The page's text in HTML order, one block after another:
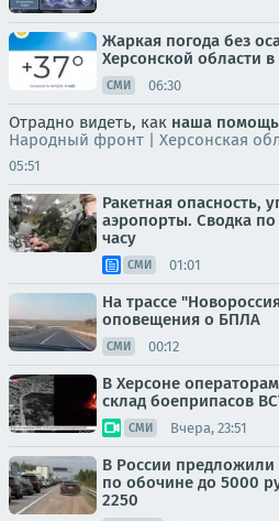
Жаркая погода без
Херсонской области в
СМИ 06:30
Отрадно видеть, как наша помощь
Народный фронт | Херсонская
05:51
Ракетная опасность,
аэропорты. Сводка
часу
СМИ 01:01
На трассе
оповещения о БПЛА
СМИ 00:12
В Херсоне
склад боеприпасов
СМИ Вчера, 23:51
В России предложили
по обочине до 5000
2250